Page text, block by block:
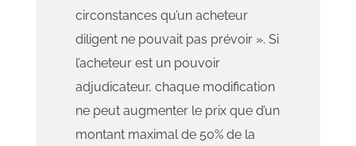
circonstances qu’un acheteur
diligent ne pouvait pas prévoir ». Si
l’acheteur est un pouvoir
adjudicateur, chaque modification
ne peut augmenter le prix que d’un
montant maximal de 50% de la